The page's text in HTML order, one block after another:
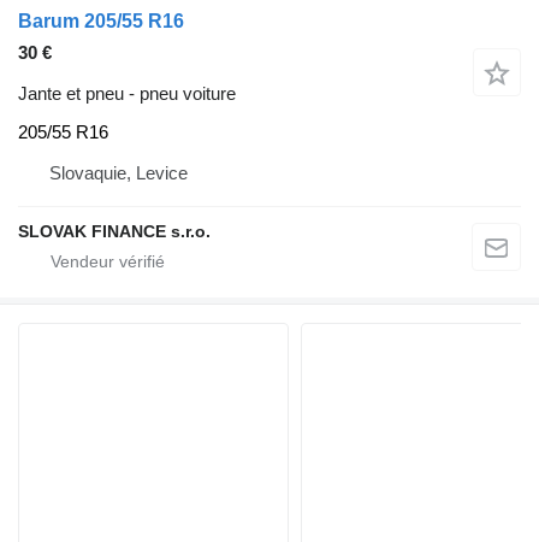
Barum 205/55 R16
30 €
Jante et pneu - pneu voiture
205/55 R16
Slovaquie, Levice
SLOVAK FINANCE s.r.o.